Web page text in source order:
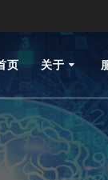
页 关于